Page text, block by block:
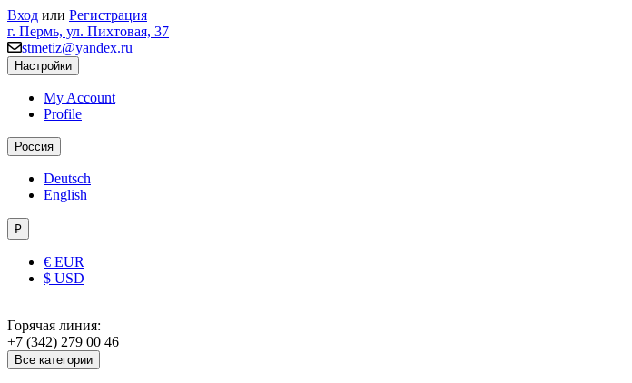
Вход или Регистрация
г. Пермь, ул. Пихтовая, 37
stmetiz@yandex.ru
Настройки
My Account
Profile
Россия
Deutsch
English
₽
€ EUR
$ USD
Горячая линия:
+7 (342) 279 00 46
Все категории